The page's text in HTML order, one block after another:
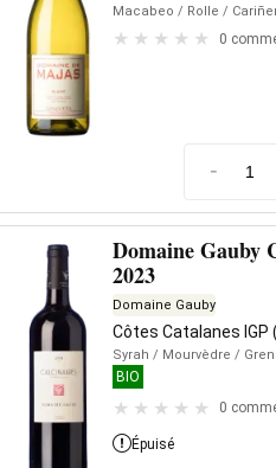
Macabeo / Rolle /
0
-
Domaine Gauby
2023
Domaine Gauby
Côtes Catalanes IGP
Syrah / Mourvèdre /
BIO
0
Épuisé